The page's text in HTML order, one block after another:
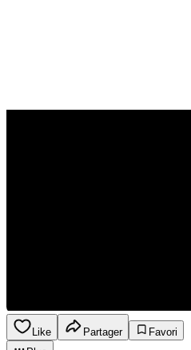
Like Partager
Favori